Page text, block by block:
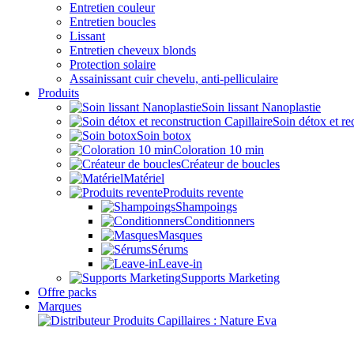
Entretien couleur
Entretien boucles
Lissant
Entretien cheveux blonds
Protection solaire
Assainissant cuir chevelu, anti-pelliculaire
Produits
Soin lissant Nanoplastie
Soin détox et
Soin botox
Coloration 10 min
Créateur de boucles
Matériel
Produits revente
Shampoings
Conditionners
Masques
Sérums
Leave-in
Supports Marketing
Offre packs
Marques